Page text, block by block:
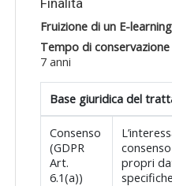
Fruizione di un E-
Tempo di conservazione
7 anni
Base giuridica del
Consenso
(GDPR
Art.
6.1(a))
propri